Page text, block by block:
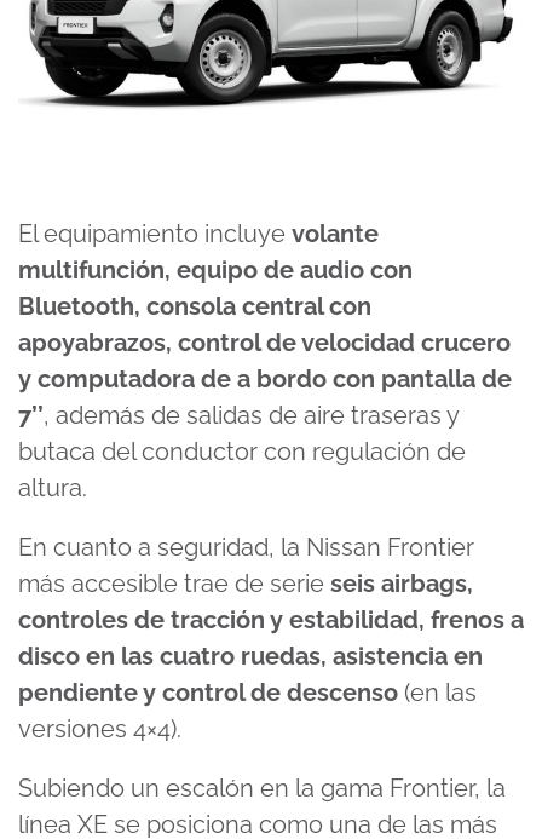
El equipamiento incluye volante
multifunción, equipo de audio con
Bluetooth, consola central con
apoyabrazos, control de velocidad crucero
y computadora de a bordo con pantalla de
7’’, además de salidas de aire traseras y
butaca del conductor con regulación de
altura.
En cuanto a seguridad, la Nissan Frontier
más accesible trae de serie seis airbags,
controles de tracción y estabilidad, frenos a
disco en las cuatro ruedas, asistencia en
pendiente y control de descenso (en las
versiones 4×4).
Subiendo un escalón en la gama Frontier, la
línea XE se posiciona como una de las más